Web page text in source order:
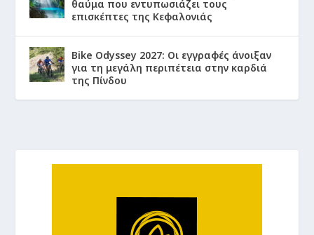
θαύμα που εντυπωσιάζει τους
επισκέπτες της Κεφαλονιάς
Bike Odyssey 2027: Οι εγγραφές άνοιξαν
για τη μεγάλη περιπέτεια στην καρδιά
της Πίνδου